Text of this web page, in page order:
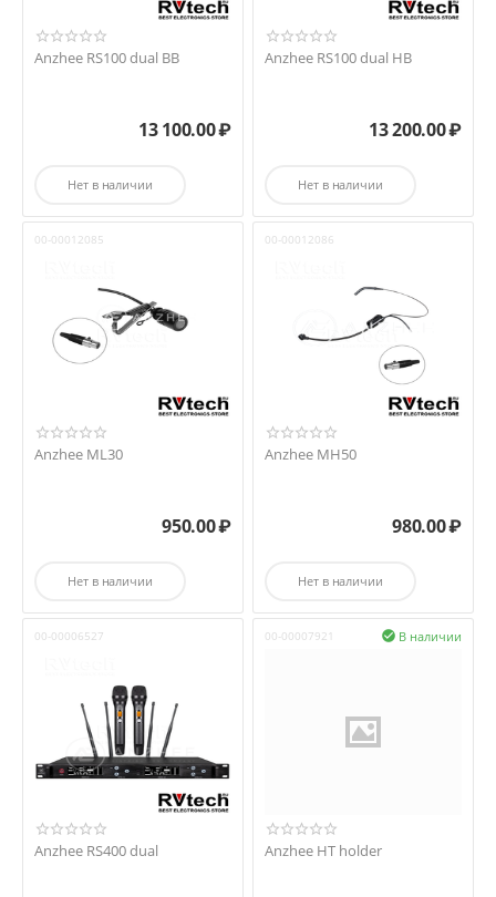
Anzhee RS100 dual BB
13 100.00₽
Нет в наличии
Anzhee RS100 dual HB
13 200.00₽
Нет в наличии
00-00012085
Anzhee ML30
950.00₽
Нет в наличии
00-00012086
Anzhee MH50
980.00₽
Нет в наличии
00-00006527
Anzhee RS400 dual
00-00007921 В наличии

Anzhee HT holder